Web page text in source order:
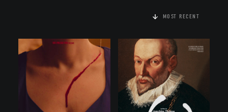
MOST RECENT